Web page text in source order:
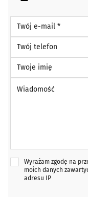
Twój e-mail *
Twój telefon
Twoje imię
Wyrażam zgodę na
moich danych
adresu IP